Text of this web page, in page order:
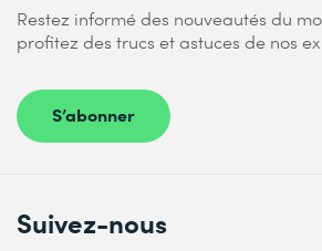
Restez informé des nouveautés du
profitez des trucs et astuces de nos
S’abonner
Suivez-nous